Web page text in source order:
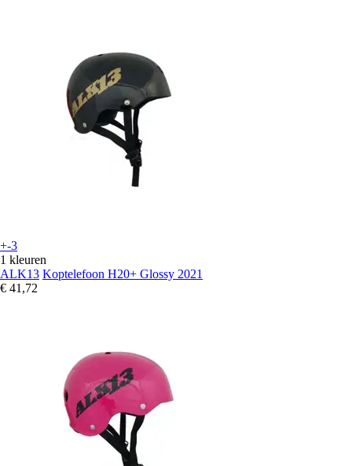
+-3
1 kleuren
ALK13 Koptelefoon H20+ Glossy 2021
€ 41,72